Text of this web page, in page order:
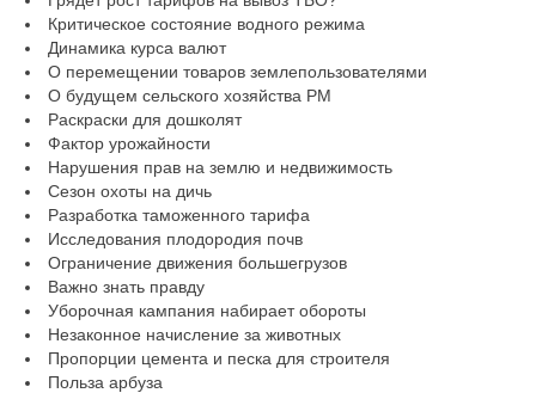
Критическое состояние водного режима
Динамика курса валют
О перемещении товаров землепользователями
О будущем сельского хозяйства РМ
Раскраски для дошколят
Фактор урожайности
Нарушения прав на землю и недвижимость
Сезон охоты на дичь
Разработка таможенного тарифа
Исследования плодородия почв
Ограничение движения большегрузов
Важно знать правду
Уборочная кампания набирает обороты
Незаконное начисление за животных
Пропорции цемента и песка для строителя
Польза арбуза